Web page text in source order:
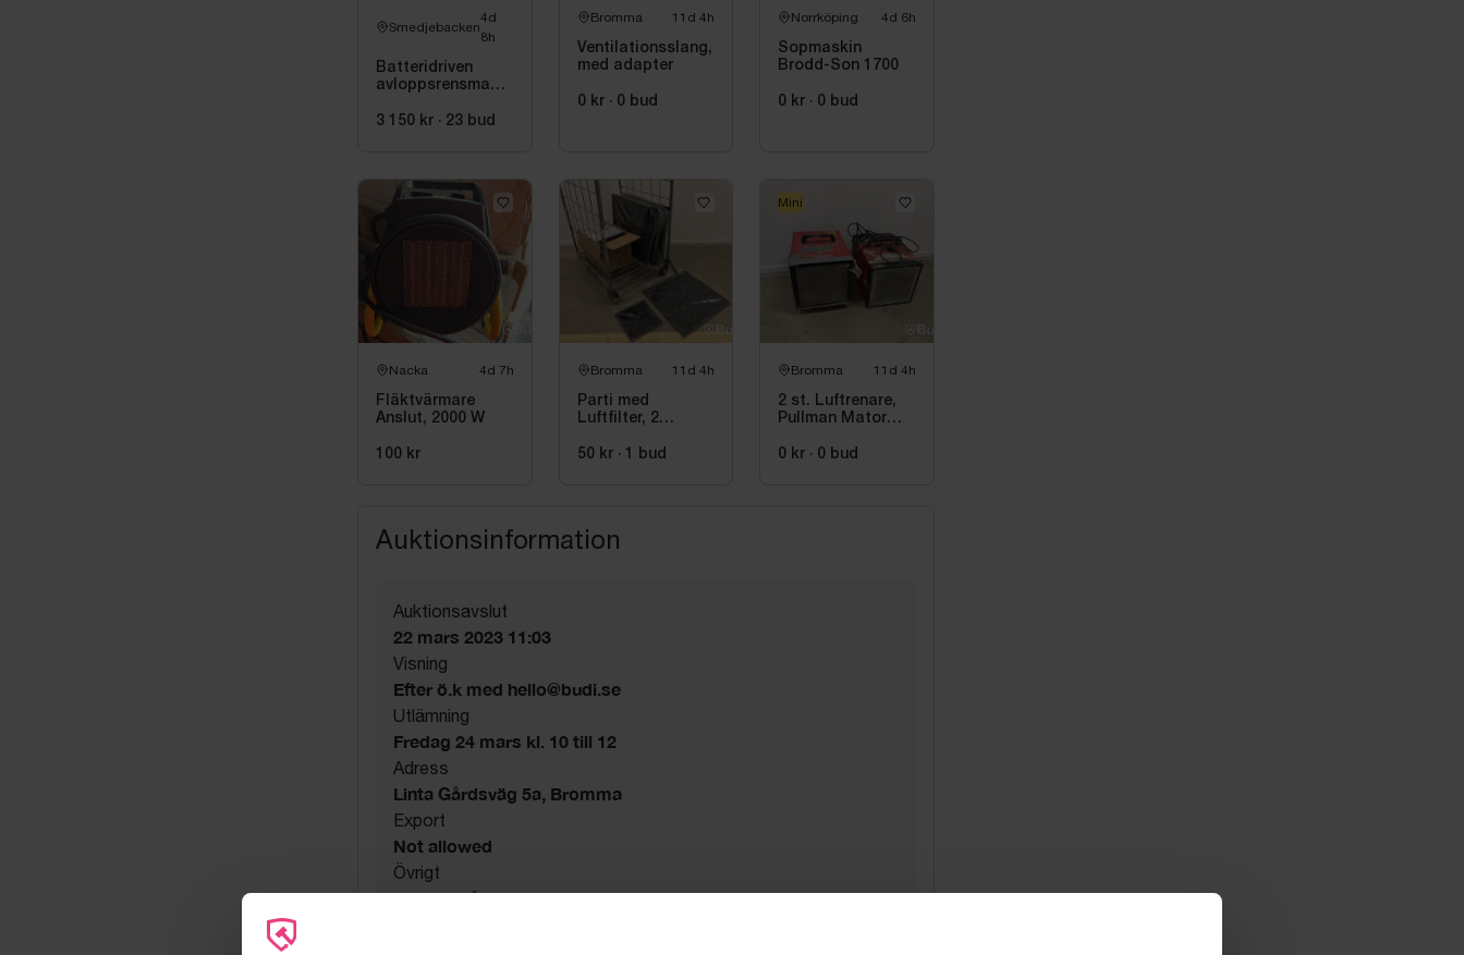
Smedjebacken
4d
8h
Batteridriven
avloppsrensmaskin
FUEL M18 FSSM-
3 150 kr · 23 bud
Bromma 11d 4h
Ventilationsslang,
med adapter
0 kr · 0 bud
Norrköping 4d 6h
Sopmaskin
Brodd-Son 1700
0 kr · 0 bud
Nacka 4d 7h
Fläktvärmare
Anslut, 2000 W
100 kr
Bromma 11d 4h
Parti med
Luftfilter, 2
50 kr · 1 bud
Bromma 11d 4h
2 st. Luftrenare,
Pullman Mator
0 kr · 0 bud
Mini
Auktionsinformation
Auktionsavslut
22 mars 2023 11:03
Visning
Efter ö.k med hello@budi.se
Utlämning
Fredag 24 mars kl. 10 till 12
Adress
Linta Gårdsväg 5a, Bromma
Export
Not allowed
Övrigt
Utsatta hålltider gäller.